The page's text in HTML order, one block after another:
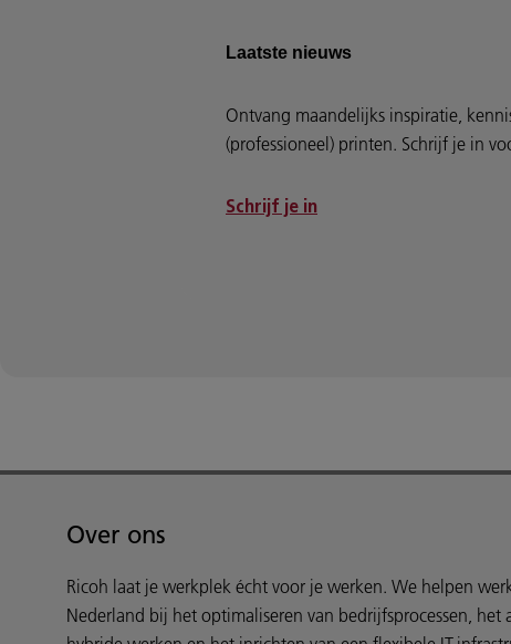
Laatste nieuws
Ontvang maandelijks inspiratie,
(professioneel) printen. Schrijf je in
Schrijf je in
Over ons
Ricoh laat je werkplek écht voor je werken. We helpen
Nederland bij het optimaliseren van bedrijfsprocessen, het